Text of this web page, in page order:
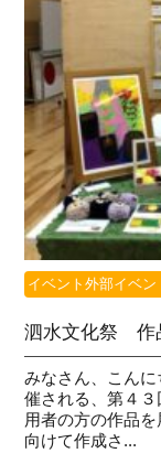
イベント外部イベン
泗水文化祭 作
みなさん、こん
催される、第４
用者の方の作品
向けて作成さ...